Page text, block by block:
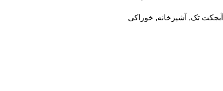
آبجکت تک, آشپزخانه, خوراکی